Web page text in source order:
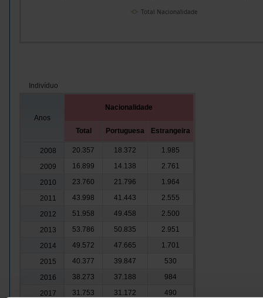
Total Nacionalidade
Indivíduo
Anos
Nacionalidade
Total Portuguesa Estrangeira
2008 20.357 18.372
1.985
2009
16.899 14.138
2.761
2010
23.760 21.796
1.964
2011
43.998 41.443
2.555
2012
51.958 49.458
2.500
2013
53.786 50.835
2.951
2014
49.572 47.665
1.701
2015
40.377 39.847
530
2016
38.273 37.188
984
2017
31.753 31.172
490